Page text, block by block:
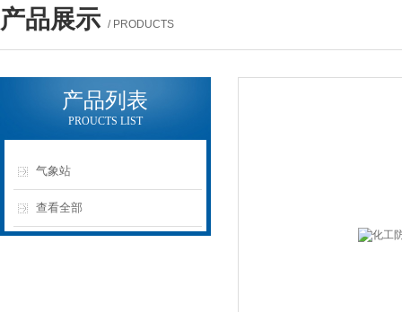
产品展示 / PRODUCTS
产品列表
PROUCTS LIST
气象站
查看全部